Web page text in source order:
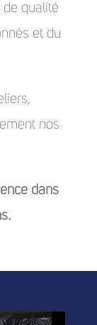
qualité
et du
nos
dans